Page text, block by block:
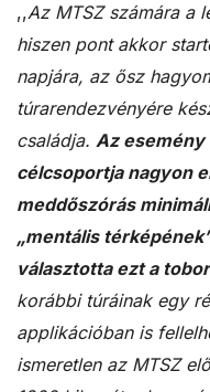
,,Az MTSZ számára a
hiszen pont akkor
napjára, az ősz
túrarendezvényére
családja. Az esemény
célcsoportja nagyon
meddőszórás
„mentális
választotta ezt a
korábbi túráinak egy
applikációban is
ismeretlen az MTSZ